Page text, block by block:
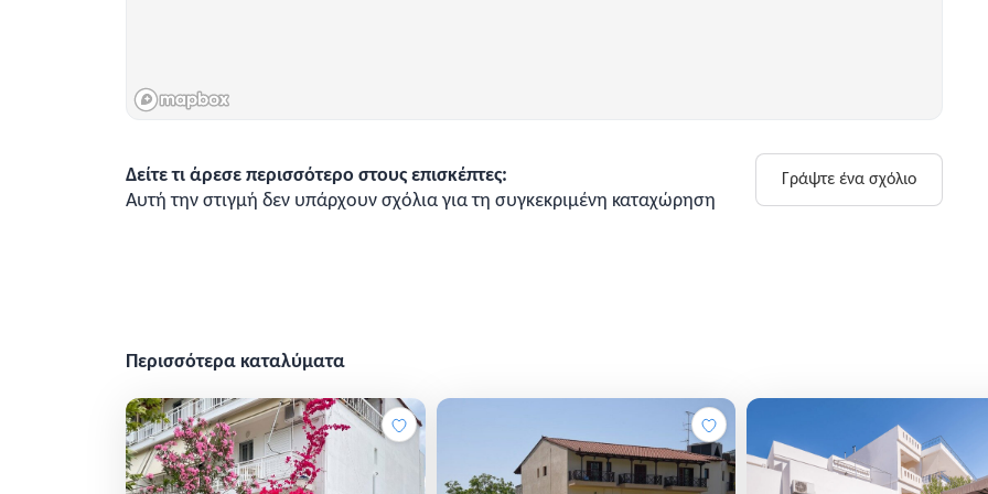
Δείτε τι άρεσε περισσότερο στους επισκέπτες:
Αυτή την στιγμή δεν υπάρχουν σχόλια για τη συγκεκριμένη καταχώρηση
Γράψτε ένα σχόλιο
Περισσότερα καταλύματα